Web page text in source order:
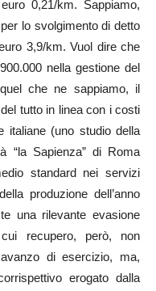
0,21/km. Sappiamo,
lo svolgimento di detto
3,9/km. Vuol dire che
nella gestione del
che ne sappiamo, il
tutto in linea con i costi
italiane (uno studio della
“la Sapienza” di Roma
standard nei servizi
produzione dell’anno
una rilevante evasione
recupero, però, non
di esercizio, ma,
erogato dalla